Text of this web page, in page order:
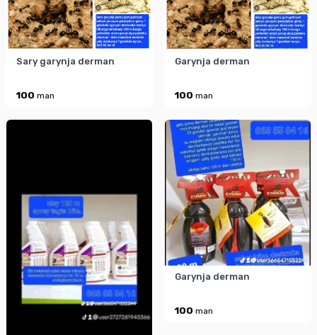
Sary garynja derman
100 man
Garynja derman
100 man
Garynja derman
100 man